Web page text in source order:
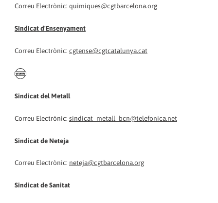
Correu Electrònic: quimiques@cgtbarcelona.org
Sindicat d'Ensenyament
Correu Electrònic: cgtense@cgtcatalunya.cat
Sindicat del Metall
Correu Electrònic: sindicat_metall_bcn@telefonica.net
Sindicat de Neteja
Correu Electrònic: neteja@cgtbarcelona.org
Sindicat de Sanitat